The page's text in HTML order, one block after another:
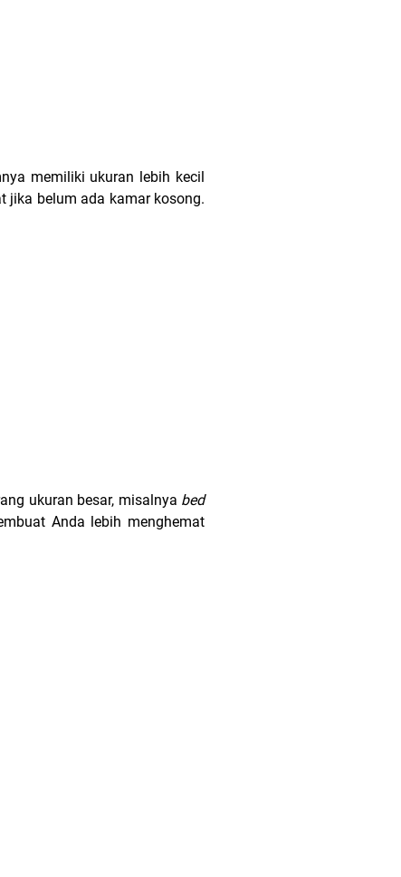
memiliki ukuran lebih kecil
jika belum ada kamar kosong.
ukuran besar, misalnya bed
Anda lebih menghemat